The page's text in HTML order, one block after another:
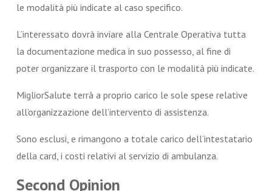
le modalità più indicate al caso specifico.
L’interessato dovrà inviare alla Centrale Operativa tutta
la documentazione medica in suo possesso, al fine di
poter organizzare il trasporto con le modalità più indicate.
MigliorSalute terrà a proprio carico le sole spese relative
all’organizzazione dell’intervento di assistenza.
Sono esclusi, e rimangono a totale carico dell’intestatario
della card, i costi relativi al servizio di ambulanza.
Second Opinion